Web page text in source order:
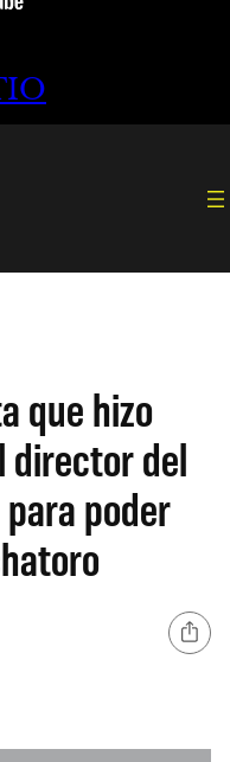
que hizo
director del
poder